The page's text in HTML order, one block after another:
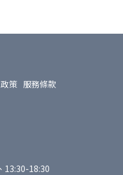
策 服務條款
13:30-18:30